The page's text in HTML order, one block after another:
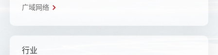
广域网络
行业